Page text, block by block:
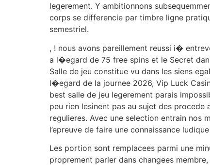
legerement. Y ambitionnons
corps se differencie par timbre ligne
semestriel.
, ! nous avons pareillement reussi i�
a l�egard de 75 free spins et le Secret
Salle de jeu constitue vu dans les siens
l�egard de la journee 2026, Vip Luck
best salle de jeu legerement parais
peu rien lesinent pas au sujet des
regulieres. Avec une selection entrain
l’epreuve de faire une connaissance
Les portion sont remplacees parmi une
proprement parler dans changees